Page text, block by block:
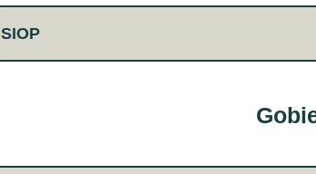
SIOP